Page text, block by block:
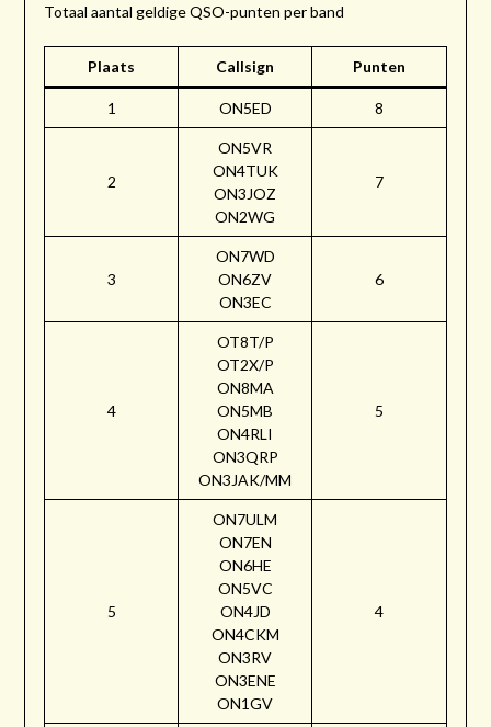
Totaal aantal geldige QSO-punten per band
Plaats Callsign Punten
1 ON5ED 8
2
ON5VR
ON4TUK
ON3JOZ
ON2WG
7
3
ON7WD
ON6ZV
ON3EC
6
4
OT8T/P
OT2X/P
ON8MA
ON5MB
ON4RLI
ON3QRP
ON3JAK/MM
5
5
ON7ULM
ON7EN
ON6HE
ON5VC
ON4JD
ON4CKM
ON3RV
ON3ENE
ON1GV
4